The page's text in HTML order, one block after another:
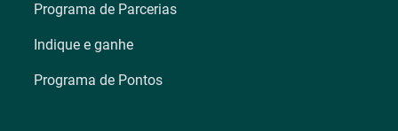
Programa de Parcerias
Indique e ganhe
Programa de Pontos